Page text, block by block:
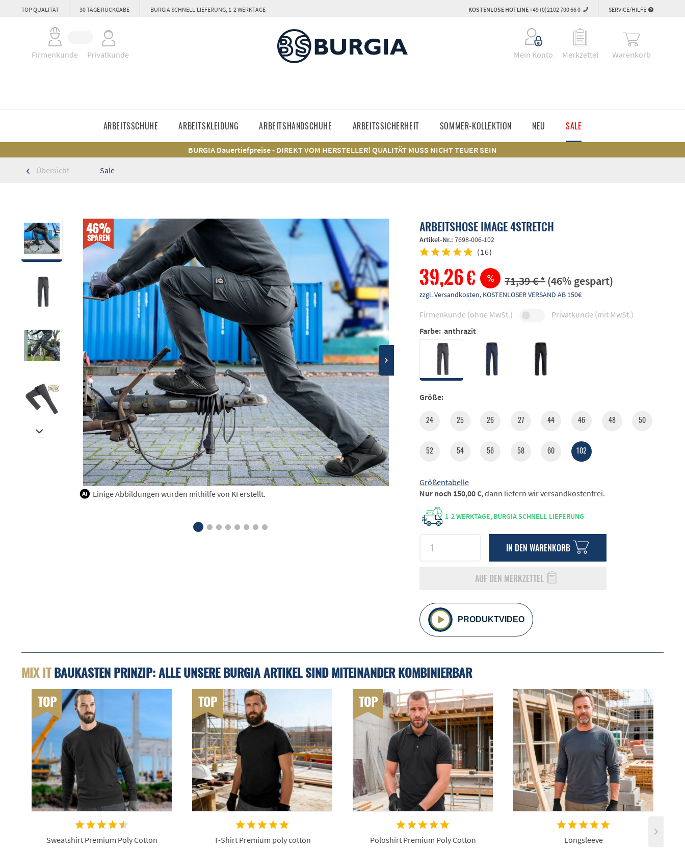
TOP QUALITÄT 30 TAGE RÜCKGABE BURGIA SCHNELL-LIEFERUNG, 1-2 WERKTAGE SERVICE/HILFE
KOSTENLOSE HOTLINE+49 (0)2102 700 66 0
Firmenkunde Privatkunde Mein Konto Merkzettel Warenkorb
ARBEITSSCHUHE ARBEITSKLEIDUNG ARBEITSHANDSCHUHE ARBEITSSICHERHEIT SOMMER-KOLLEKTION NEU SALE
BURGIA Dauertiefpreise - DIREKT VOM HERSTELLER! QUALITÄT MUSS NICHT TEUER SEIN
Übersicht
Sale
46%
SPAREN
Einige Abbildungen wurden mithilfe von KI erstellt.
ARBEITSHOSE IMAGE 4STRETCH
Artikel-Nr.:7698-006-102
(16)
39,26 € 71,39 € *(46% gespart)
zzgl. Versandkosten, KOSTENLOSER VERSAND AB 150€
Firmenkunde (ohne MwSt.)
Privatkunde (mit MwSt.)
Farbe: anthrazit
Größe:
24 25 26 27 44 46 48 50
52 54 56 58 60 102
Größentabelle
1-2 WERKTAGE,BURGIA SCHNELL-LIEFERUNG
IN DEN WARENKORB
AUF DEN MERKZETTEL
PRODUKTVIDEO
Nur noch 150,00 €, dann liefern wir versandkostenfrei.
MIX ITBAUKASTEN PRINZIP: ALLE UNSERE BURGIA ARTIKEL SIND MITEINANDER KOMBINIERBAR
TOP
Sweatshirt Premium Poly Cotton
TOP
T-Shirt Premium poly cotton
TOP
Poloshirt Premium Poly Cotton Longsleeve